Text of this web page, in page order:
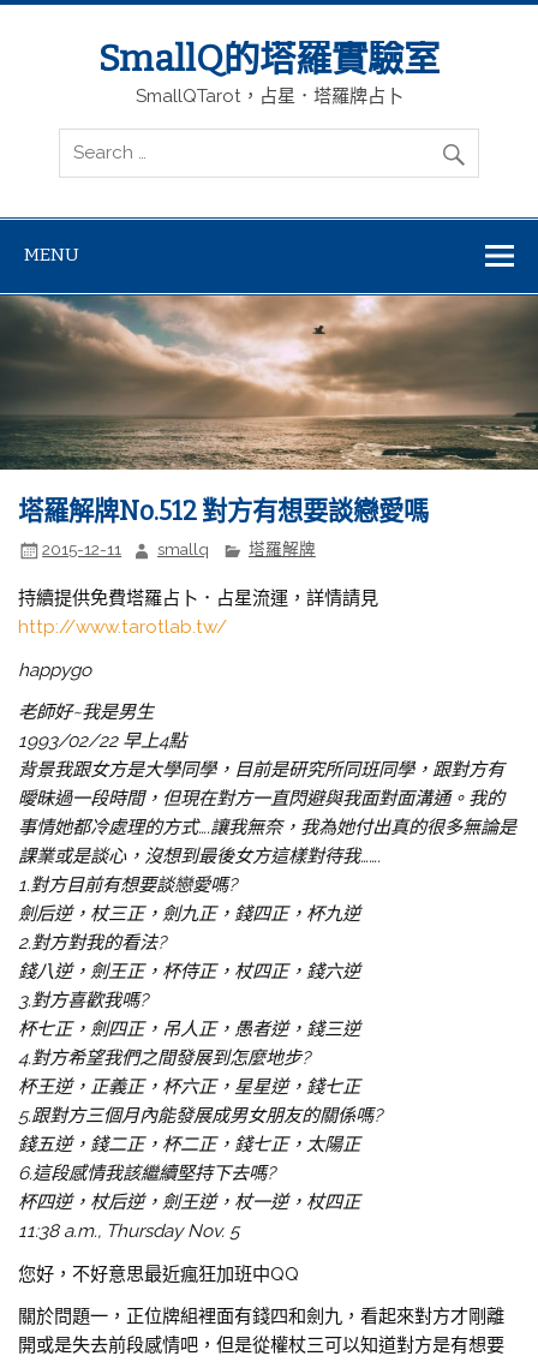
SmallQ的塔羅實驗室
SmallQTarot，占星．塔羅牌占卜
MENU
塔羅解牌No.512 對方有想要談戀愛嗎
2015-12-11 smallq 塔羅解牌
持續提供免費塔羅占卜．占星流運，詳情請見
http://www.tarotlab.tw/
happygo
老師好~我是男生
1993/02/22 早上4點
背景我跟女方是大學同學，目前是研究所同班同學，跟對方有
曖昧過一段時間，但現在對方一直閃避與我面對面溝通。我的
事情她都冷處理的方式….讓我無奈，我為她付出真的很多無論是
課業或是談心，沒想到最後女方這樣對待我…….
1.對方目前有想要談戀愛嗎?
劍后逆，杖三正，劍九正，錢四正，杯九逆
2.對方對我的看法?
錢八逆，劍王正，杯侍正，杖四正，錢六逆
3.對方喜歡我嗎?
杯七正，劍四正，吊人正，愚者逆，錢三逆
4.對方希望我們之間發展到怎麼地步?
杯王逆，正義正，杯六正，星星逆，錢七正
5.跟對方三個月內能發展成男女朋友的關係嗎?
錢五逆，錢二正，杯二正，錢七正，太陽正
6.這段感情我該繼續堅持下去嗎?
杯四逆，杖后逆，劍王逆，杖一逆，杖四正
11:38 a.m., Thursday Nov. 5
您好，不好意思最近瘋狂加班中QQ
關於問題一，正位牌組裡面有錢四和劍九，看起來對方才剛離
開或是失去前段感情吧，但是從權杖三可以知道對方是有想要